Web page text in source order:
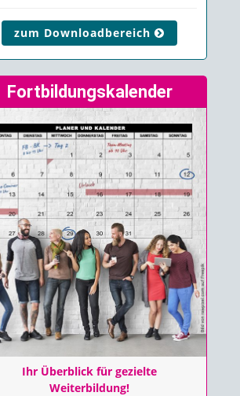
zum Downloadbereich
Fortbildungskalender
Ihr Überblick für gezielte
Weiterbildung!